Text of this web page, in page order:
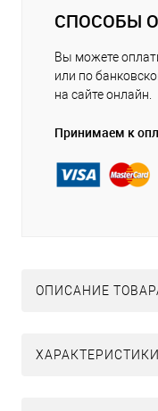
СПОСОБЫ
Вы можете
или по
на сайте онлайн.
Принимаем к
ОПИСАНИЕ
ХАРАКТЕРИСТИКИ